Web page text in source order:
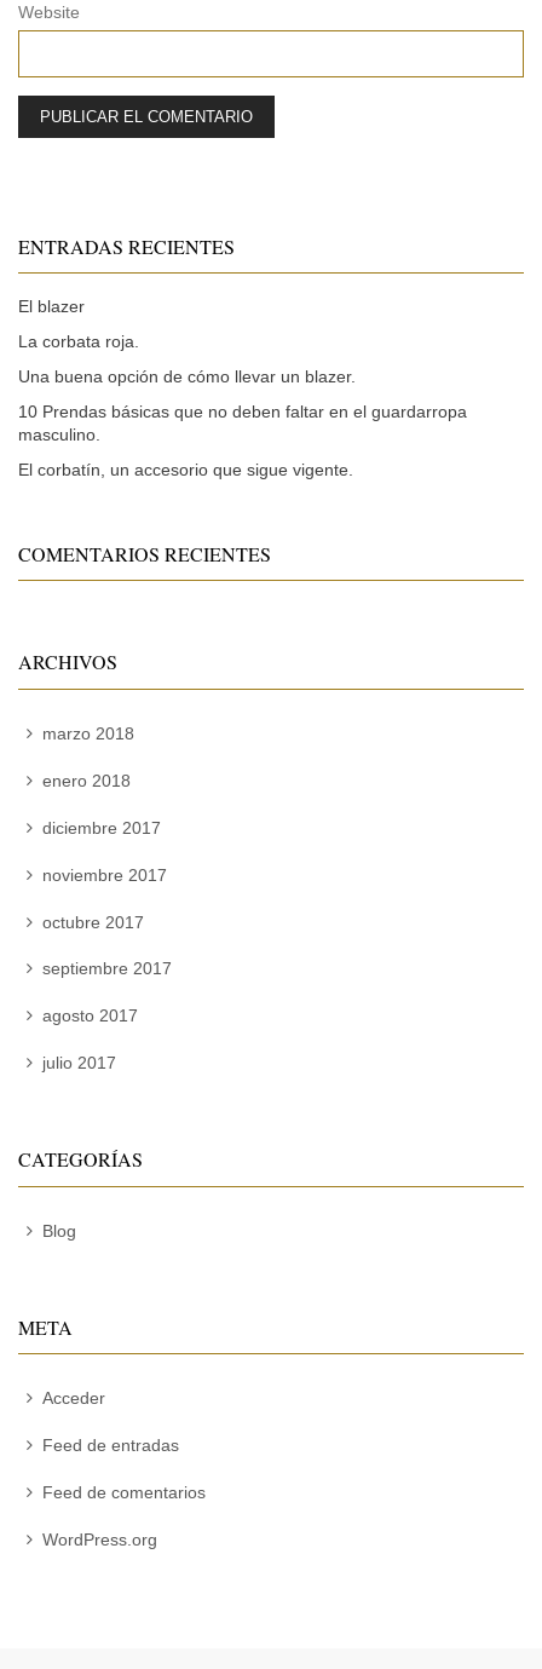
Website
ENTRADAS RECIENTES
El blazer
La corbata roja.
Una buena opción de cómo llevar un blazer.
10 Prendas básicas que no deben faltar en el guardarropa
masculino.
El corbatín, un accesorio que sigue vigente.
COMENTARIOS RECIENTES
ARCHIVOS
marzo 2018
enero 2018
diciembre 2017
noviembre 2017
octubre 2017
septiembre 2017
agosto 2017
julio 2017
CATEGORÍAS
Blog
META
Acceder
Feed de entradas
Feed de comentarios
WordPress.org